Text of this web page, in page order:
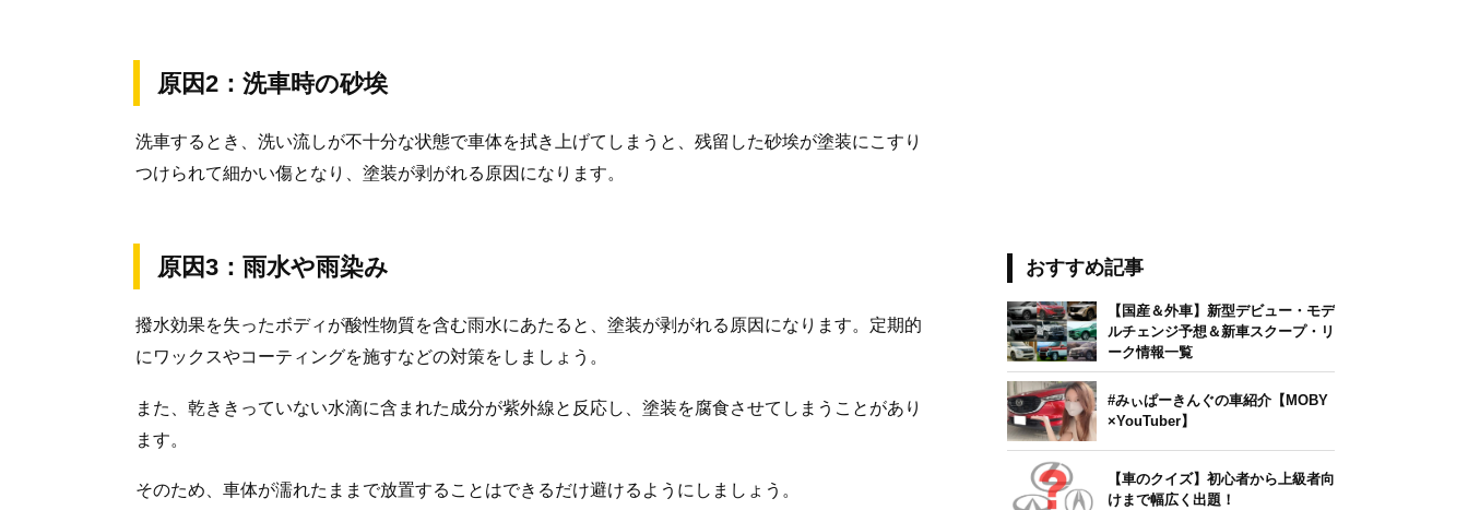
原因2：洗車時の砂埃
洗車するとき、洗い流しが不十分な状態で車体を拭き上げてしまうと、残留した砂埃が塗装にこすり
つけられて細かい傷となり、塗装が剥がれる原因になります。
原因3：雨水や雨染み
撥水効果を失ったボディが酸性物質を含む雨水にあたると、塗装が剥がれる原因になります。定期的
にワックスやコーティングを施すなどの対策をしましょう。
また、乾ききっていない水滴に含まれた成分が紫外線と反応し、塗装を腐食させてしまうことがあり
ます。
そのため、車体が濡れたままで放置することはできるだけ避けるようにしましょう。
おすすめ記事
【国産＆外車】新型デビュー・モデ
ルチェンジ予想＆新車スクープ・リ
ーク情報一覧
#みぃぱーきんぐの車紹介【MOBY
×YouTuber】
【車のクイズ】初心者から上級者向
けまで幅広く出題！